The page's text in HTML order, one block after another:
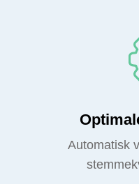
Automatisk